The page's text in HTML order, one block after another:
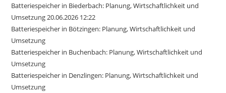
Batteriespeicher in Biederbach: Planung, Wirtschaftlichkeit und
Umsetzung 20.06.2026 12:22
Batteriespeicher in Bötzingen: Planung, Wirtschaftlichkeit und
Umsetzung
Batteriespeicher in Buchenbach: Planung, Wirtschaftlichkeit und
Umsetzung
Batteriespeicher in Denzlingen: Planung, Wirtschaftlichkeit und
Umsetzung